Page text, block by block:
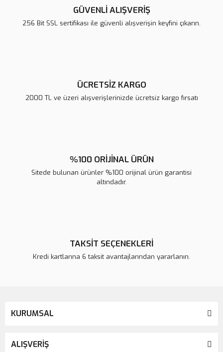
Ürün açıklamasında eksik bilgiler bulunuyor.
GÜVENLİ ALIŞVERİŞ
256 Bit SSL sertifikası ile güvenli alışverişin keyfini çıkarın.
ÜCRETSİZ KARGO
2000 TL ve üzeri alışverişlerinizde ücretsiz kargo fırsatı
%100 ORİJİNAL ÜRÜN
Sitede bulunan ürünler %100 orijinal ürün garantisi
altındadır.
TAKSİT SEÇENEKLERİ
Kredi kartlarına 6 taksit avantajlarından yararlanın.
KURUMSAL
ALIŞVERİŞ